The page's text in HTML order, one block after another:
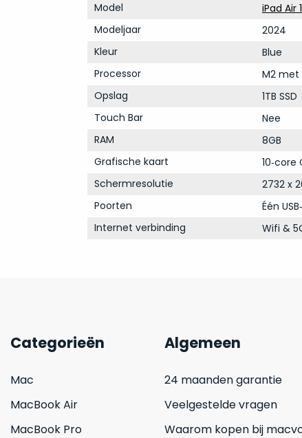
Model
iPad Air
Modeljaar
2024
Kleur
Blue
Processor
M2 met
Opslag
1TB SSD
Touch Bar
Nee
RAM
8GB
Grafische kaart
10‑core
Schermresolutie
2732 x
Poorten
Één
Internet verbinding
Wifi &
Categorieën
Mac
MacBook Air
MacBook Pro
Algemeen
24 maanden garantie
Veelgestelde vragen
Waarom kopen bij